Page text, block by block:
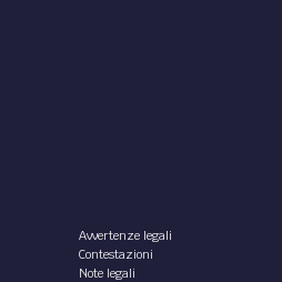
Avvertenze legali
Contestazioni
Note legali